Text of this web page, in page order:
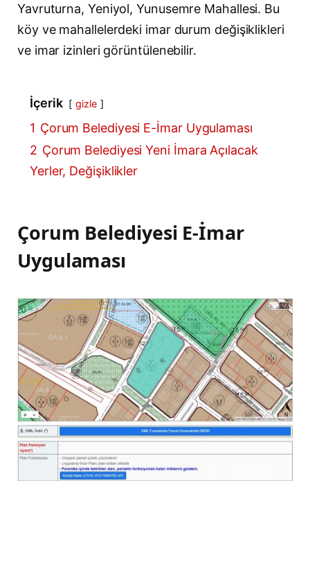
Yavruturna, Yeniyol, Yunusemre Mahallesi. Bu
köy ve mahallelerdeki imar durum değişiklikleri
ve imar izinleri görüntülenebilir.
İçerik gizle
1 Çorum Belediyesi E-İmar Uygulaması
2 Çorum Belediyesi Yeni İmara Açılacak
Yerler, Değişiklikler
Çorum Belediyesi E-İmar
Uygulaması